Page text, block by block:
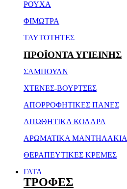
ΡΟΥΧΑ
ΦΙΜΩΤΡΑ
ΤΑΥΤΟΤΗΤΕΣ
ΠΡΟΪΟΝΤΑ ΥΓΙΕΙΝΗΣ
ΣΑΜΠΟΥΑΝ
ΧΤΕΝΕΣ-ΒΟΥΡΤΣΕΣ
ΑΠΟΡΡΟΦΗΤΙΚΕΣ ΠΑΝΕΣ
ΑΠΩΘΗΤΙΚΑ ΚΟΛΑΡΑ
ΑΡΩΜΑΤΙΚΑ ΜΑΝΤΗΛΑΚΙΑ
ΘΕΡΑΠΕΥΤΙΚΕΣ ΚΡΕΜΕΣ
ΓΑΤΑ
ΤΡΟΦΕΣ